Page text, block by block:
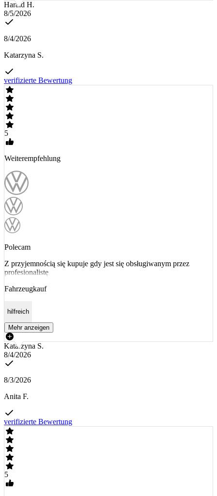
Harald H.
8/5/2026
8/4/2026
Katarzyna S.
verifizierte Bewertung
5
Weiterempfehlung
Polecam
Z przyjemnością się kupuje gdy jest się obsługiwanym przez
profesionalistę
Fahrzeugkauf
hilfreich
Mehr anzeigen
Katarzyna S.
8/4/2026
8/3/2026
Anita F.
verifizierte Bewertung
5